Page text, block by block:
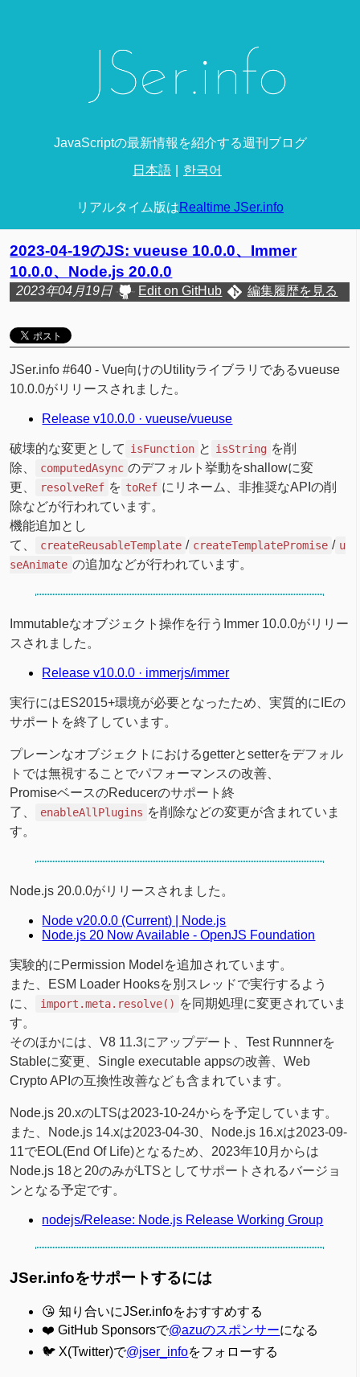
JavaScriptの最新情報を紹介する週刊ブログ
日本語 한국어
リアルタイム版はRealtime JSer.info
2023-04-19のJS: vueuse 10.0.0、Immer
10.0.0、Node.js 20.0.0
2023年04月19日 Edit on GitHub 編集履歴を見る
JSer.info #640 - Vue向けのUtilityライブラリであるvueuse
10.0.0がリリースされました。
Release v10.0.0 · vueuse/vueuse
破壊的な変更として isFunction と isString を削
除、
computedAsync のデフォルト挙動をshallowに変
更、
resolveRef を toRef にリネーム、非推奨なAPIの削
除などが行われています。
機能追加とし
て、
createReusableTemplate / createTemplatePromise / u
seAnimate の追加などが行われています。
Immutableなオブジェクト操作を行うImmer 10.0.0がリリー
スされました。
Release v10.0.0 · immerjs/immer
実行にはES2015+環境が必要となったため、実質的にIEの
サポートを終了しています。
プレーンなオブジェクトにおけるgetterとsetterをデフォル
トでは無視することでパフォーマンスの改善、
PromiseベースのReducerのサポート終
了、
enableAllPlugins を削除などの変更が含まれていま
す。
Node.js 20.0.0がリリースされました。
Node v20.0.0 (Current) | Node.js
Node.js 20 Now Available - OpenJS Foundation
実験的にPermission Modelを追加されています。
また、ESM Loader Hooksを別スレッドで実行するよう
に、
import.meta.resolve() を同期処理に変更されていま
す。
そのほかには、V8 11.3にアップデート、Test Runnnerを
Stableに変更、Single executable appsの改善、Web
Crypto APIの互換性改善なども含まれています。
Node.js 20.xのLTSは2023-10-24からを予定しています。
また、Node.js 14.xは2023-04-30、Node.js 16.xは2023-09-
11でEOL(End Of Life)となるため、2023年10月からは
Node.js 18と20のみがLTSとしてサポートされるバージョ
ンとなる予定です。
nodejs/Release: Node.js Release Working Group
JSer.infoをサポートするには
😘 知り合いにJSer.infoをおすすめする
❤️ GitHub Sponsorsで@azuのスポンサーになる
🐦 X(Twitter)で@jser_infoをフォローする